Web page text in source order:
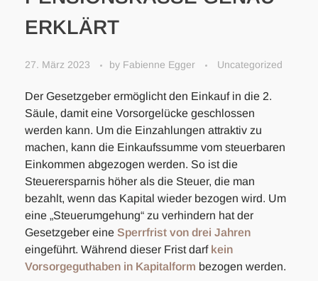
ERKLÄRT
27. März 2023 by Fabienne Egger Uncategorized
Der Gesetzgeber ermöglicht den Einkauf in die 2.
Säule, damit eine Vorsorgelücke geschlossen
werden kann. Um die Einzahlungen attraktiv zu
machen, kann die Einkaufssumme vom steuerbaren
Einkommen abgezogen werden. So ist die
Steuerersparnis höher als die Steuer, die man
bezahlt, wenn das Kapital wieder bezogen wird. Um
eine „Steuerumgehung“ zu verhindern hat der
Gesetzgeber eine Sperrfrist von drei Jahren
eingeführt. Während dieser Frist darf kein
Vorsorgeguthaben in Kapitalform bezogen werden.